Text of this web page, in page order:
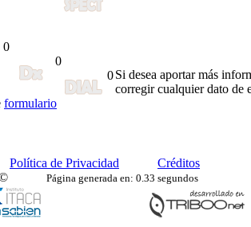
0
0
0Si desea aportar más
corregir cualquier dato de
formulario
Política de Privacidad
Créditos
Página generada en: 0.33 segundos